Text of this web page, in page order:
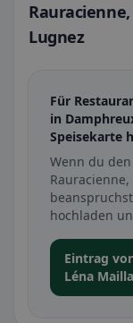
Lugnez
Für
in
Speisekarte
Wenn du
hochladen
Eintrag
Léna